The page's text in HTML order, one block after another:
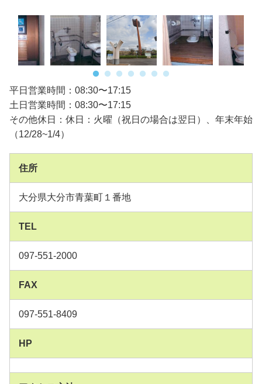
平日営業時間：08:30〜17:15
土日営業時間：08:30〜17:15
その他休日：休日：火曜（祝日の場合は翌日）、年末年始
（12/28~1/4）
住所
大分県大分市青葉町１番地
TEL
097-551-2000
FAX
097-551-8409
HP